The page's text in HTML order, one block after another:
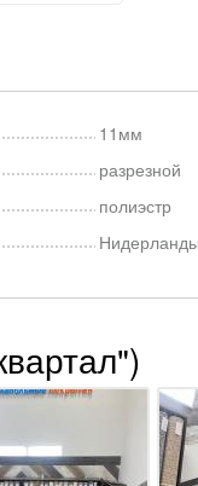
11мм
разрезной
полиэстр
Нидерланды